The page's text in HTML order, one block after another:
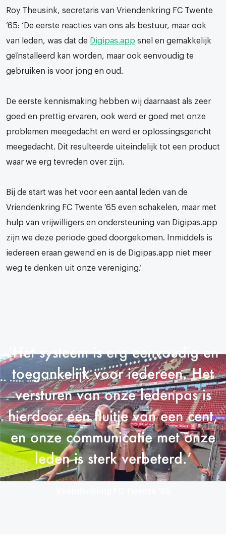
Roy Theusink, secretaris van Vriendenkring FC Twente
’65: ‘De eerste reacties van ons als bestuur, maar ook
van leden, was dat de Digipas.app snel en gemakkelijk
geïnstalleerd kan worden, maar ook eenvoudig te
gebruiken is voor jong en oud.
De eerste kennismaking hebben wij daarnaast als zeer
goed en prettig ervaren, ook werd er goed met onze
problemen meegedacht en werd er oplossingsgericht
meegedacht. Dit resulteerde uiteindelijk tot een product
waar we erg tevreden over zijn.
Bij de start was het voor een aantal leden van de
Vriendenkring FC Twente ’65 even schakelen, maar met
hulp van vrijwilligers en ondersteuning van Digipas.app
zijn we deze periode goed doorgekomen. Inmiddels is
iedereen eraan gewend en is de Digipas.app niet meer
weg te denken uit onze vereniging.’
‘Het systeem is erg eenvoudig en
toegankelijk voor iedereen. Het
versturen van onze ledenpas is
hierdoor een fluitje van een cent,
en onze communicatie met onze
leden is sterk verbeterd.’